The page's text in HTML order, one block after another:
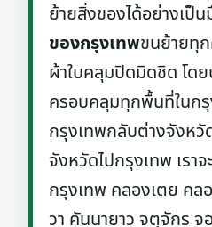
ย้ายสิ่งของได้อย่างเป็
ของกรุงเทพขนย้ายทุ
ผ้าใบคลุมปิดมิดชิด โด
ครอบคลุมทุกพื้นที่ในก
กรุงเทพกลับต่างจังหวั
จังหวัดไปกรุงเทพ เราจ
กรุงเทพ คลองเตย คล
วา คันนายาว จตุจักร